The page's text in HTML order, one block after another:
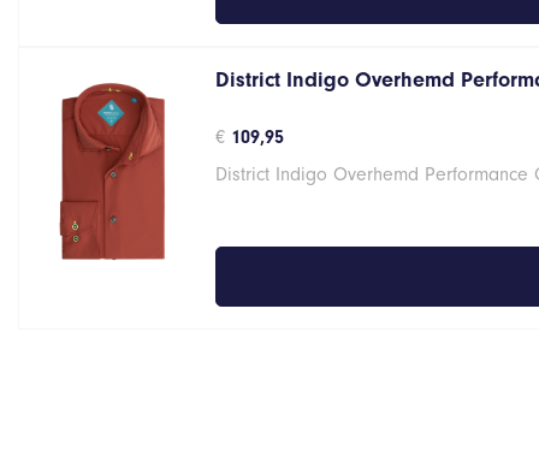
District Indigo Overhemd
€ 109,95
District Indigo Overhemd Performance